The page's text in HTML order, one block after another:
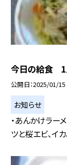
今日の給食
公開日 2025/01/15
お知らせ
・あんかけラー
ツと桜エビ、イカ